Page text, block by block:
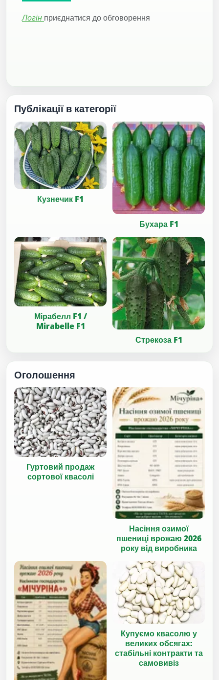
Логін приєднатися до обговорення
Публікації в категорії
Кузнечик F1
Бухара F1
Мірабелл F1 /
Mirabelle F1
Стрекоза F1
Оголошення
Гуртовий продаж
сортової квасолі
Насіння озимої
пшениці врожаю 2026
року від виробника
Купуємо квасолю у
великих обсягах:
стабільні контракти та
самовивіз